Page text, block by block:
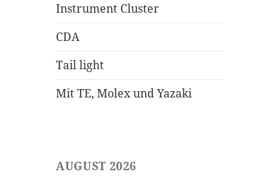
Instrument Cluster
CDA
Tail light
Mit TE, Molex und Yazaki
AUGUST 2026